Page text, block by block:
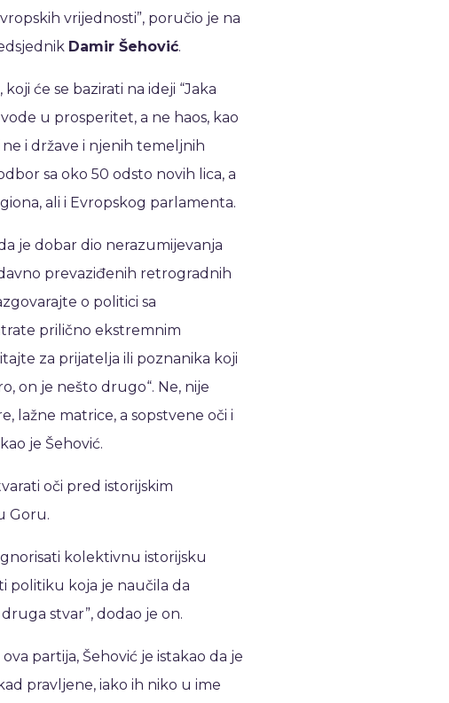
vrijednosti”, poručio je na
Damir Šehović.
će se bazirati na ideji “Jaka
u prosperitet, a ne haos, kao
i države i njenih temeljnih
sa oko 50 odsto novih lica, a
ali i Evropskog parlamenta.
je dobar dio nerazumijevanja
prevaziđenih retrogradnih
o politici sa
prilično ekstremnim
za prijatelja ili poznanika koji
on je nešto drugo“. Ne, nije
lažne matrice, a sopstvene oči i
je Šehović.
oči pred istorijskim
Goru.
kolektivnu istorijsku
politiku koja je naučila da
stvar”, dodao je on.
partija, Šehović je istakao da je
pravljene, iako ih niko u ime